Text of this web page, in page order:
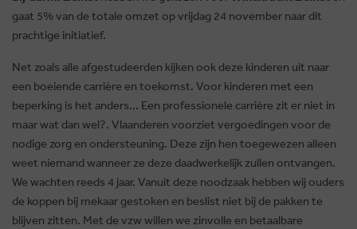
gaat 5% van de totale omzet op vrijdag 24 november naar dit
prachtige initiatief.
Net zoals alle afgestudeerden kijken ook deze kinderen uit naar
een boeiende carrière en toekomst. Voor kinderen met een
beperking is het anders... Een professionele carrière zit er niet in
maar wat dan wel?. Vlaanderen voorziet vergoedingen voor de
nodige zorg en ondersteuning. Deze zijn hen toegewezen alleen
weet niemand wanneer ze deze daadwerkelijk zullen ontvangen.
We wachten reeds 4 jaar. Vanuit deze noodzaak hebben wij ouders
de koppen bij mekaar gestoken en beslist niet bij de pakken te
blijven zitten. Met de vzw willen we zinvolle en betaalbare